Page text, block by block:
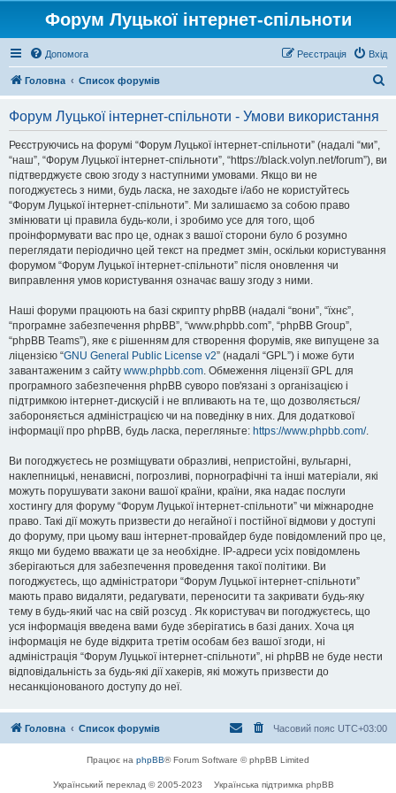
Форум Луцької інтернет-спільноти
Допомога Вхід
Реєстрація
Головна Список форумів
Форум Луцької інтернет-спільноти - Умови використання
Реєструючись на форумі “Форум Луцької інтернет-спільноти” (надалі “ми”,
“наш”, “Форум Луцької інтернет-спільноти”, “https://black.volyn.net/forum”), ви
підтверджуєте свою згоду з наступними умовами. Якщо ви не
погоджуєтесь з ними, будь ласка, не заходьте і/або не користуйтесь
“Форум Луцької інтернет-спільноти”. Ми залишаємо за собою право
змінювати ці правила будь-коли, і зробимо усе для того, щоб
проінформувати вас про це, однак з вашої сторони було б розумно
переглядати періодично цей текст на предмет змін, оскільки користування
форумом “Форум Луцької інтернет-спільноти” після оновлення чи
виправлення умов користування означає вашу згоду з ними.
Наші форуми працюють на базі скрипту phpBB (надалі “вони”, “їхнє”,
“програмне забезпечення phpBB”, “www.phpbb.com”, “phpBB Group”,
“phpBB Teams”), яке є рішенням для створення форумів, яке випущене за
ліцензією “GNU General Public License v2” (надалі “GPL”) і може бути
завантаженим з сайту www.phpbb.com. Обмеження ліцензії GPL для
програмного забезпечення phpBB суворо пов'язані з організацією і
підтримкою інтернет-дискусій і не впливають на те, що дозволяється/
забороняється адміністрацією чи на поведінку в них. Для додаткової
інформації про phpBB, будь ласка, перегляньте: https://www.phpbb.com/.
Ви погоджуєтесь не розміщувати образливі, непристойні, вульгарні,
наклепницькі, ненависні, погрозливі, порнографічні та інші матеріали, які
можуть порушувати закони вашої країни, країни, яка надає послуги
хостингу для форуму “Форум Луцької інтернет-спільноти” чи міжнародне
право. Такі дії можуть призвести до негайної і постійної відмови у доступі
до форуму, при цьому ваш інтернет-провайдер буде повідомлений про це,
якщо ми будемо вважати це за необхідне. IP-адреси усіх повідомлень
зберігаються для забезпечення проведення такої політики. Ви
погоджуєтесь, що адміністратори “Форум Луцької інтернет-спільноти”
мають право видаляти, редагувати, переносити та закривати будь-яку
тему в будь-який час на свій розсуд . Як користувач ви погоджуєтесь, що
уся інформація введена вами буде зберігатись в базі даних. Хоча ця
інформація не буде відкрита третім особам без вашої згоди, ні
адміністрація “Форум Луцької інтернет-спільноти”, ні phpBB не буде нести
відповідальність за будь-які дії хакерів, які можуть призвести до
несанкціонованого доступу до неї.
Головна Список форумів Часовий пояс UTC+03:00
Працює на phpBB® Forum Software © phpBB Limited
Український переклад © 2005-2023 Українська підтримка phpBB